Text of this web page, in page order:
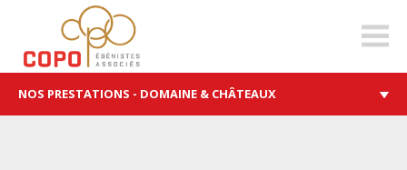
NOS PRESTATIONS - DOMAINE & CHÂTEAUX